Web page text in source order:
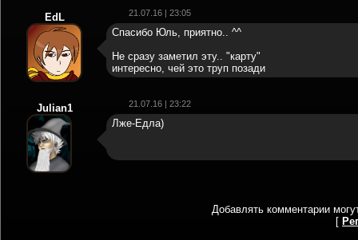
21.07.16 | 23:05
EdL
Спасибо Юль, приятно.. ^^
Не сразу заметил эту.. "карту"
интересно, чей это труп позади
21.07.16 | 23:22
Julian1
Лже-Едла)
Добавлять комментарии
[